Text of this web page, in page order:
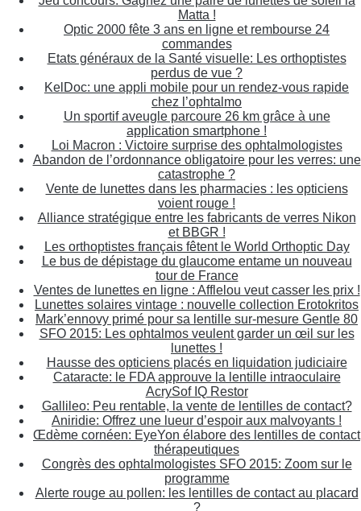
Matta !
Optic 2000 fête 3 ans en ligne et rembourse 24
commandes
Etats généraux de la Santé visuelle: Les orthoptistes
perdus de vue ?
KelDoc: une appli mobile pour un rendez-vous rapide
chez l’ophtalmo
Un sportif aveugle parcoure 26 km grâce à une
application smartphone !
Loi Macron : Victoire surprise des ophtalmologistes
Abandon de l’ordonnance obligatoire pour les verres: une
catastrophe ?
Vente de lunettes dans les pharmacies : les opticiens
voient rouge !
Alliance stratégique entre les fabricants de verres Nikon
et BBGR !
Les orthoptistes français fêtent le World Orthoptic Day
Le bus de dépistage du glaucome entame un nouveau
tour de France
Ventes de lunettes en ligne : Afflelou veut casser les prix !
Lunettes solaires vintage : nouvelle collection Erotokritos
Mark’ennovy primé pour sa lentille sur-mesure Gentle 80
SFO 2015: Les ophtalmos veulent garder un œil sur les
lunettes !
Hausse des opticiens placés en liquidation judiciaire
Cataracte: le FDA approuve la lentille intraoculaire
AcrySof IQ Restor
Gallileo: Peu rentable, la vente de lentilles de contact?
Aniridie: Offrez une lueur d’espoir aux malvoyants !
Œdème cornéen: EyeYon élabore des lentilles de contact
thérapeutiques
Congrès des ophtalmologistes SFO 2015: Zoom sur le
programme
Alerte rouge au pollen: les lentilles de contact au placard
?